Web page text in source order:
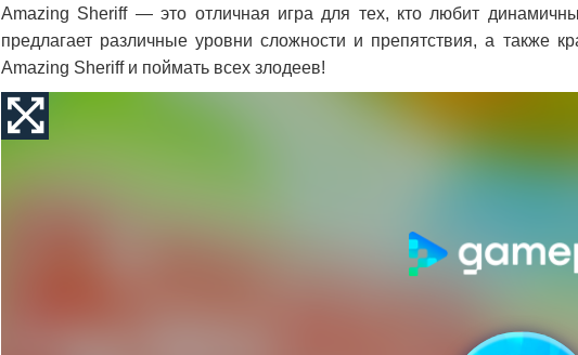
Amazing Sheriff — это отличная игра для тех, кто любит
предлагает различные уровни сложности и препятствия, а также
Amazing Sheriff и поймать всех злодеев!